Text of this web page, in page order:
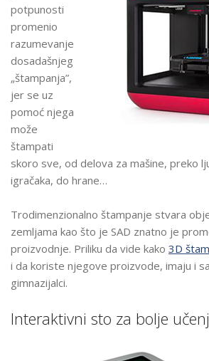
potpunosti
promenio
razumevanje
dosadašnjeg
„štampanja”,
jer se uz
pomoć njega
može
štampati
skoro sve, od delova za mašine, preko
igračaka, do hrane…
Trodimenzionalno štampanje stvara
zemljama kao što je SAD znatno je
proizvodnje. Priliku da vide kako 3D
i da koriste njegove proizvode, imaju i
gimnazijalci.
Interaktivni sto za bolje